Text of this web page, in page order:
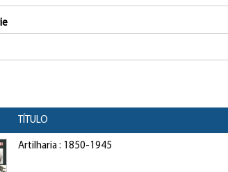
TÍTULO
Artilharia : 1850-1945